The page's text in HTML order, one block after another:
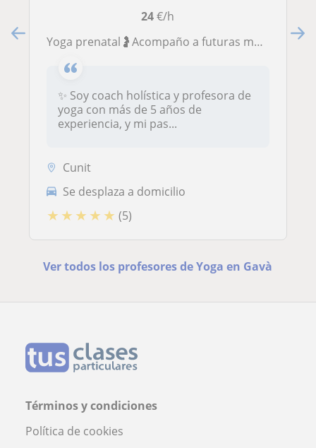
24€/h
Yoga prenatal🤰Acompaño a futuras mamás con amor y calma para vivir un embarazo mágico
✨ Soy coach holística y profesora de
yoga con más de 5 años de
experiencia, y mi pas...
Cunit
Se desplaza a domicilio
★ ★ ★ ★ ★ (5)
Ver todos los profesores de Yoga en Gavà
Términos y condiciones
Política de cookies